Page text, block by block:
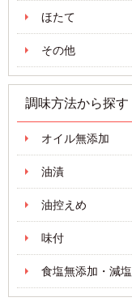
ほたて
その他
調味方法から探す
オイル無添加
油漬
油控えめ
味付
食塩無添加・減塩